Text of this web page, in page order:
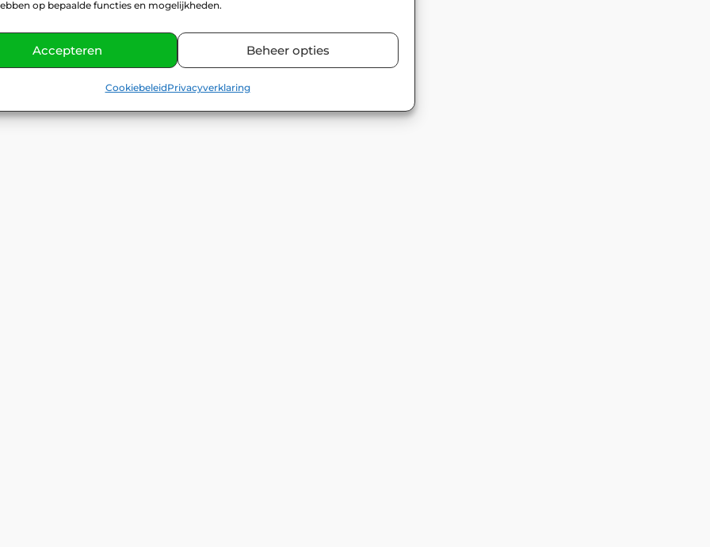
op bepaalde functies en mogelijkheden.
Accepteren Beheer opties
CookiebeleidPrivacyverklaring